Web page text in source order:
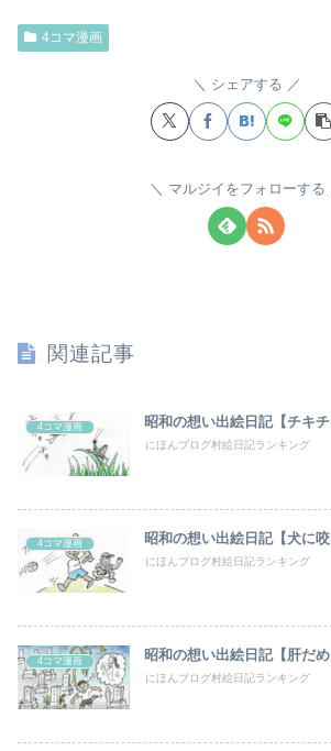
4コマ漫画
シェアする
マルジイをフォローする
関連記事
4コマ漫画 昭和の想い出絵日記【チキチ
にほんブログ村絵日記ランキング
4コマ漫画 昭和の想い出絵日記【犬に咬
にほんブログ村絵日記ランキング
4コマ漫画 昭和の想い出絵日記【肝だめ
にほんブログ村絵日記ランキング